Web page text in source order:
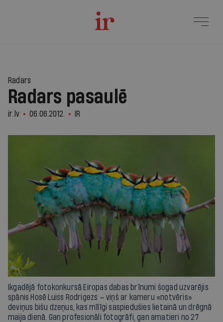
Radars
Radars pasaulē
ir.lv 06.06.2012. IR
Ikgadējā fotokonkursā Eiropas dabas brīnumi šogad uzvarējis
spānis Hosē Luiss Rodrigezs — viņš ar kameru «notvēris»
deviņus bišu dzeņus, kas mīlīgi saspiedušies lietainā un drēgnā
maija dienā. Gan profesionāli fotogrāfi, gan amatieri no 27